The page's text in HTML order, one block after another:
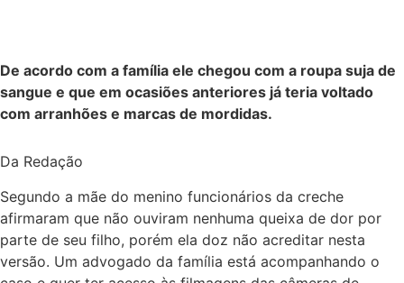
De acordo com a família ele chegou com a roupa suja de
sangue e que em ocasiões anteriores já teria voltado
com arranhões e marcas de mordidas.
Da Redação
Segundo a mãe do menino funcionários da creche
afirmaram que não ouviram nenhuma queixa de dor por
parte de seu filho, porém ela doz não acreditar nesta
versão. Um advogado da família está acompanhando o